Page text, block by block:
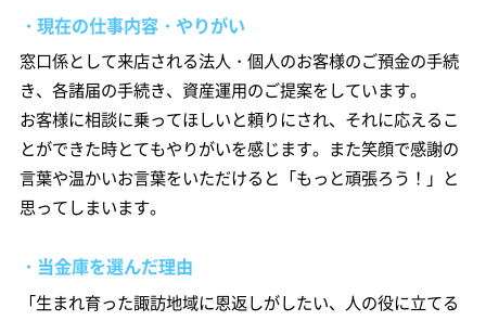
・現在の仕事内容・やりがい
窓口係として来店される法人・個人のお客様のご預金の手続
き、各諸届の手続き、資産運用のご提案をしています。
お客様に相談に乗ってほしいと頼りにされ、それに応えるこ
とができた時とてもやりがいを感じます。また笑顔で感謝の
言葉や温かいお言葉をいただけると「もっと頑張ろう！」と
思ってしまいます。
・当金庫を選んだ理由
「生まれ育った諏訪地域に恩返しがしたい、人の役に立てる